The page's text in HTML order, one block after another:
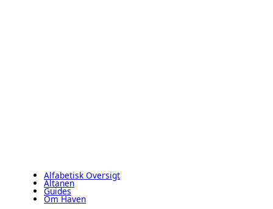
Alfabetisk Oversigt
Altanen
Guides
Om Haven